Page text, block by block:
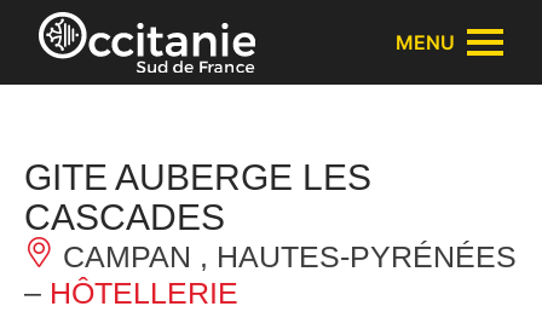
Panneau de gestion des cookies
MENU
GITE AUBERGE LES
CASCADES
CAMPAN , HAUTES-PYRÉNÉES
– HÔTELLERIE